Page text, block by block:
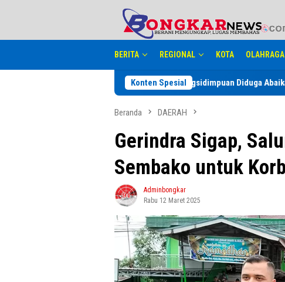
BERITA REGIONAL KOTA OLAHRAGA
Konten Spesial
Pemko Padangsidimpuan Diduga Abaikan Arahan
Beranda DAERAH
Gerindra Sigap,
Sembako untuk
Adminbongkar
Rabu 12 Maret 2025